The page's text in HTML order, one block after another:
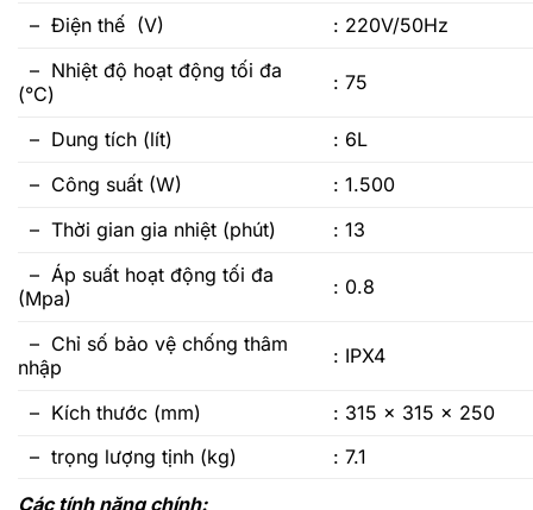
– Điện thế (V)
: 220V/50Hz
– Nhiệt độ hoạt động tối đa
(°C)
: 75
– Dung tích (lít)
: 6L
– Công suất (W)
: 1.500
– Thời gian gia nhiệt (phút)
: 13
– Áp suất hoạt động tối đa
(Mpa)
: 0.8
– Chỉ số bảo vệ chống thâm
nhập
: IPX4
– Kích thước (mm)
: 315 x 315 x 250
– trọng lượng tịnh (kg)
: 7.1
Các tính năng chính: